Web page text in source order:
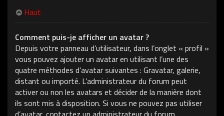
Haut
Comment puis-je afficher un avatar ?
Depuis votre panneau d’utilisateur, dans l’onglet « profil »
vous pouvez ajouter un avatar en utilisant l’une des
quatre méthodes d’avatar suivantes : Gravatar, galerie,
distant ou importé. L’administrateur du forum peut
activer ou non les avatars et décider de la manière dont
ils sont mis à disposition. Si vous ne pouvez pas utiliser